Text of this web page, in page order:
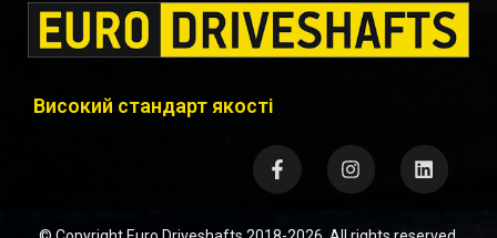
Високий стандарт якості